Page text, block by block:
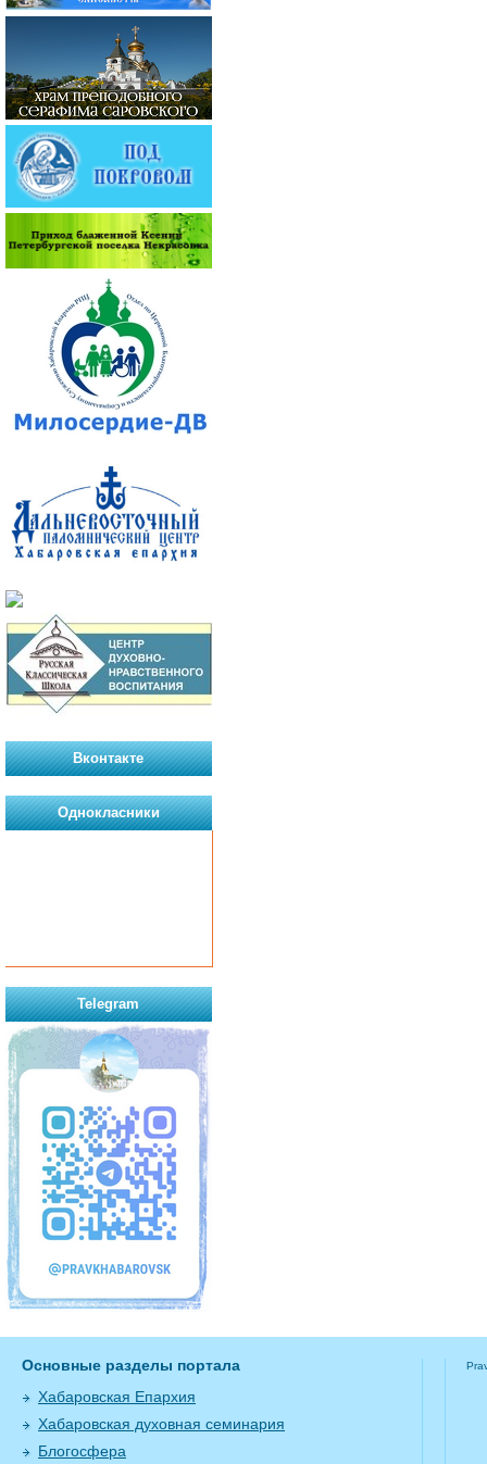
Вконтакте
Однокласники
Telegram
Основные разделы портала
Хабаровская Епархия
Хабаровская духовная семинария
Блогосфера